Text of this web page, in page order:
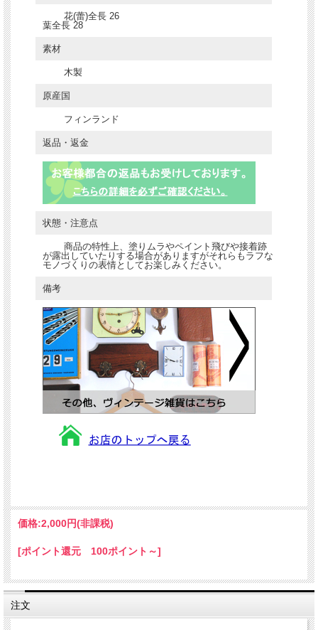
花(蕾)全長 26
葉全長 28
素材
木製
原産国
フィンランド
返品・返金
状態・注意点
商品の特性上、塗りムラやペイント飛びや接着跡
が露出していたりする場合がありますがそれらもラフな
モノづくりの表情としてお楽しみください。
備考
価格:2,000円(非課税)
[ポイント還元 100ポイント～]
注文